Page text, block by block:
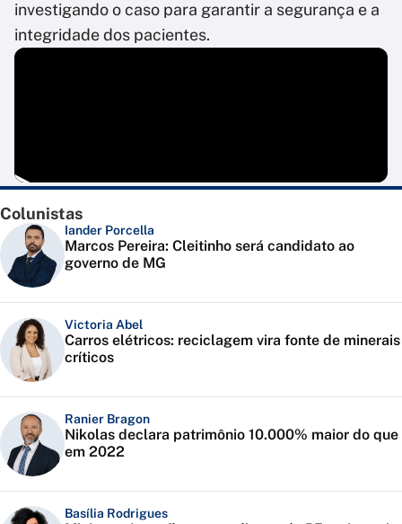
investigando o caso para garantir a segurança e a
integridade dos pacientes.
Colunistas
Iander Porcella
Marcos Pereira: Cleitinho será candidato ao
governo de MG
Victoria Abel
Carros elétricos: reciclagem vira fonte de minerais
críticos
Ranier Bragon
Nikolas declara patrimônio 10.000% maior do que
em 2022
Basília Rodrigues